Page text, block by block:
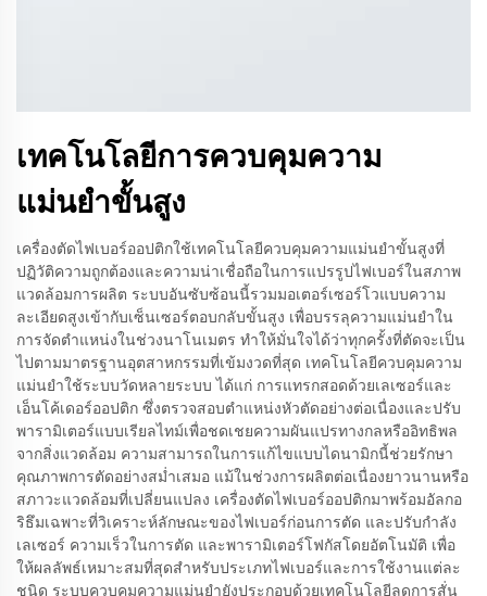
เทคโนโลยีการควบคุมความ
แม่นยำขั้นสูง
เครื่องตัดไฟเบอร์ออปติกใช้เทคโนโลยีควบคุมความแม่นยำขั้นสูงที่
ปฏิวัติความถูกต้องและความน่าเชื่อถือในการแปรรูปไฟเบอร์ในสภาพ
แวดล้อมการผลิต ระบบอันซับซ้อนนี้รวมมอเตอร์เซอร์โวแบบความ
ละเอียดสูงเข้ากับเซ็นเซอร์ตอบกลับขั้นสูง เพื่อบรรลุความแม่นยำใน
การจัดตำแหน่งในช่วงนาโนเมตร ทำให้มั่นใจได้ว่าทุกครั้งที่ตัดจะเป็น
ไปตามมาตรฐานอุตสาหกรรมที่เข้มงวดที่สุด เทคโนโลยีควบคุมความ
แม่นยำใช้ระบบวัดหลายระบบ ได้แก่ การแทรกสอดด้วยเลเซอร์และ
เอ็นโค้เดอร์ออปติก ซึ่งตรวจสอบตำแหน่งหัวตัดอย่างต่อเนื่องและปรับ
พารามิเตอร์แบบเรียลไทม์เพื่อชดเชยความผันแปรทางกลหรืออิทธิพล
จากสิ่งแวดล้อม ความสามารถในการแก้ไขแบบไดนามิกนี้ช่วยรักษา
คุณภาพการตัดอย่างสม่ำเสมอ แม้ในช่วงการผลิตต่อเนื่องยาวนานหรือ
สภาวะแวดล้อมที่เปลี่ยนแปลง เครื่องตัดไฟเบอร์ออปติกมาพร้อมอัลกอ
ริธึมเฉพาะที่วิเคราะห์ลักษณะของไฟเบอร์ก่อนการตัด และปรับกำลัง
เลเซอร์ ความเร็วในการตัด และพารามิเตอร์โฟกัสโดยอัตโนมัติ เพื่อ
ให้ผลลัพธ์เหมาะสมที่สุดสำหรับประเภทไฟเบอร์และการใช้งานแต่ละ
ชนิด ระบบควบคุมความแม่นยำยังประกอบด้วยเทคโนโลยีลดการสั่น